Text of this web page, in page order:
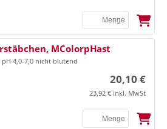
MColorpHast
pH 4,0-7,0 nicht blutend
20,10 €
23,92 € inkl. MwSt